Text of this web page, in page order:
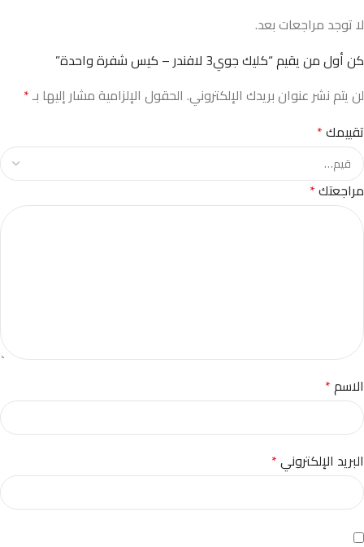
لا توجد مراجعات بعد.
كن أول من يقيم “كليك جوي3 لافندر – كيس شفرة واحدة”
لن يتم نشر عنوان بريدك الإلكتروني. الحقول الإلزامية مشار إليها بـ*
تقييمك*
مراجعتك*
الاسم*
البريد الإلكتروني*